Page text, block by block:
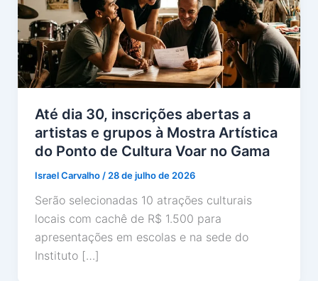
Até dia 30, inscrições abertas a
artistas e grupos à Mostra Artística
do Ponto de Cultura Voar no Gama
Israel Carvalho/28 de julho de 2026
Serão selecionadas 10 atrações culturais
locais com cachê de R$ 1.500 para
apresentações em escolas e na sede do
Instituto […]